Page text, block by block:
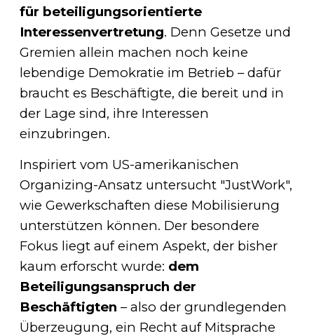
für beteiligungsorientierte
Interessenvertretung. Denn Gesetze und
Gremien allein machen noch keine
lebendige Demokratie im Betrieb – dafür
braucht es Beschäftigte, die bereit und in
der Lage sind, ihre Interessen
einzubringen.
Inspiriert vom US-amerikanischen
Organizing-Ansatz untersucht "JustWork",
wie Gewerkschaften diese Mobilisierung
unterstützen können. Der besondere
Fokus liegt auf einem Aspekt, der bisher
kaum erforscht wurde: dem
Beteiligungsanspruch der
Beschäftigten – also der grundlegenden
Überzeugung, ein Recht auf Mitsprache